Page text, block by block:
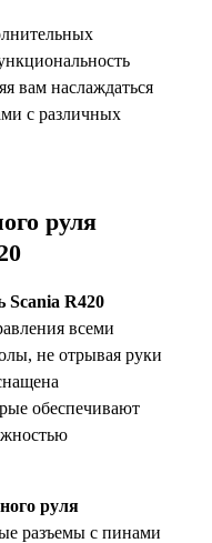
вам наслаждаться
с различных
руля
R420
всеми
не отрывая руки
обеспечивают
руля
разъемы с пинами